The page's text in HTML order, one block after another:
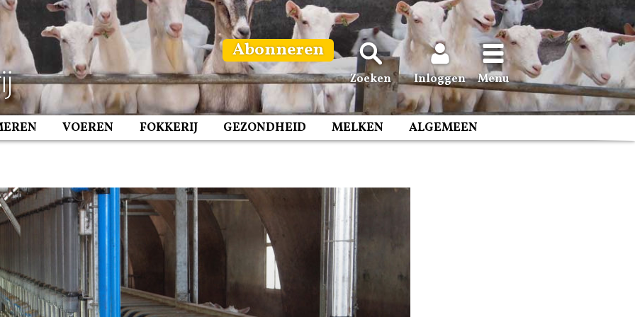
Abonneren
Zoeken Inloggen Menu
VOEREN FOKKERIJ GEZONDHEID MELKEN ALGEMEEN